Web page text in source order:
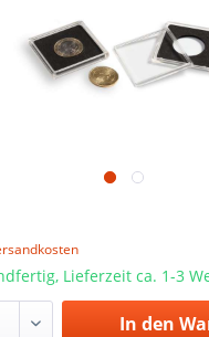
Lieferzeit ca. 1-3
In den